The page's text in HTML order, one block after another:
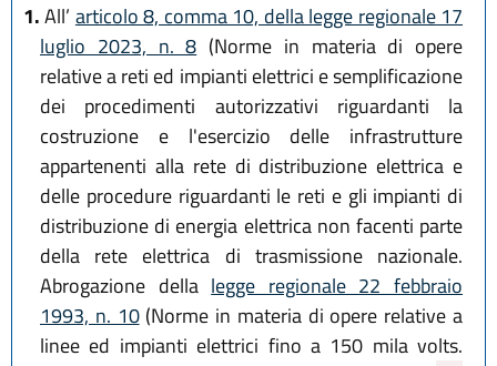
1. All’ articolo 8, comma 10, della legge regionale 17
luglio 2023, n. 8 (Norme in materia di opere
relative a reti ed impianti elettrici e semplificazione
dei procedimenti autorizzativi riguardanti la
costruzione e l'esercizio delle infrastrutture
appartenenti alla rete di distribuzione elettrica e
delle procedure riguardanti le reti e gli impianti di
distribuzione di energia elettrica non facenti parte
della rete elettrica di trasmissione nazionale.
Abrogazione della legge regionale 22 febbraio
1993, n. 10(Norme in materia di opere relative a
linee ed impianti elettrici fino a 150 mila volts.